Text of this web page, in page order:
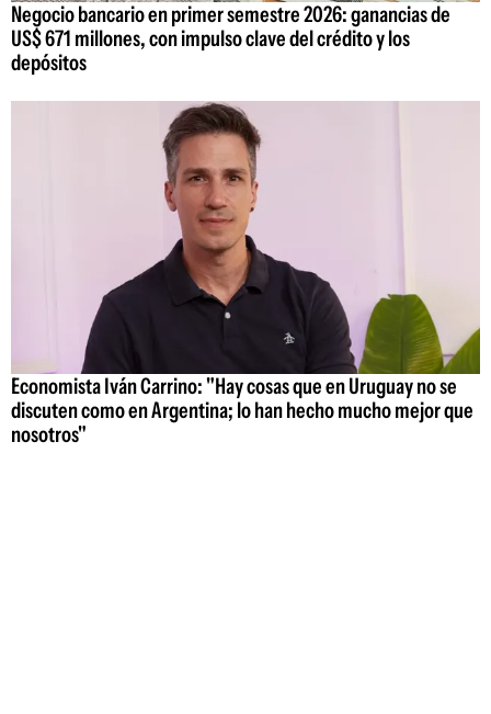
Negocio bancario en primer semestre 2026: ganancias de
US$ 671 millones, con impulso clave del crédito y los
depósitos
Economista Iván Carrino: "Hay cosas que en Uruguay no se
discuten como en Argentina; lo han hecho mucho mejor que
nosotros"